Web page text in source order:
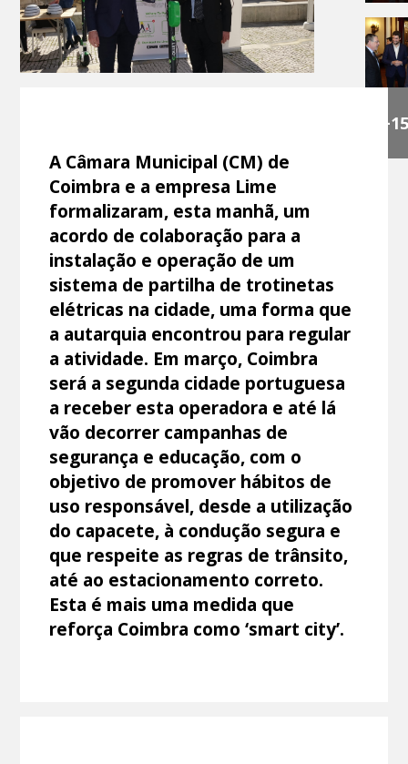
+15
A Câmara Municipal (CM) de
Coimbra e a empresa Lime
formalizaram, esta manhã, um
acordo de colaboração para a
instalação e operação de um
sistema de partilha de trotinetas
elétricas na cidade, uma forma que
a autarquia encontrou para regular
a atividade. Em março, Coimbra
será a segunda cidade portuguesa
a receber esta operadora e até lá
vão decorrer campanhas de
segurança e educação, com o
objetivo de promover hábitos de
uso responsável, desde a utilização
do capacete, à condução segura e
que respeite as regras de trânsito,
até ao estacionamento correto.
Esta é mais uma medida que
reforça Coimbra como ‘smart city’.